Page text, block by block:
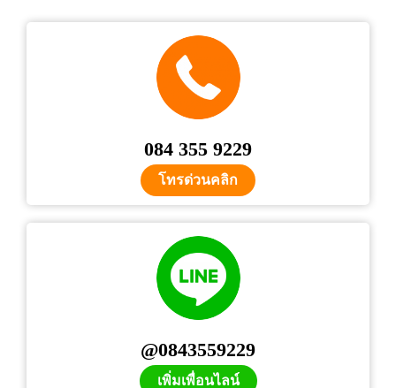
084 355 9229
โทรด่วนคลิก
@0843559229
เพิ่มเพื่อนไลน์